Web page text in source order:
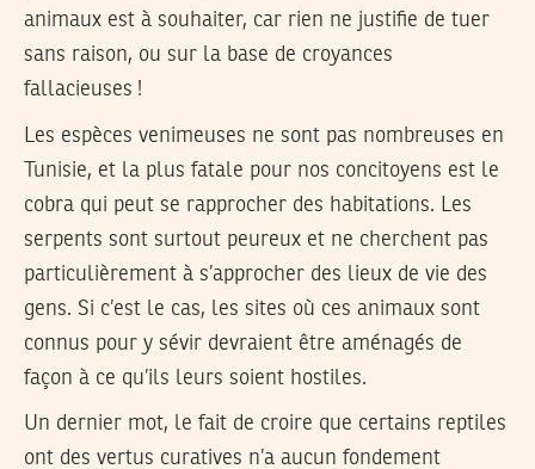
animaux est à souhaiter, car rien ne justifie de tuer
sans raison, ou sur la base de croyances
fallacieuses !
Les espèces venimeuses ne sont pas nombreuses en
Tunisie, et la plus fatale pour nos concitoyens est le
cobra qui peut se rapprocher des habitations. Les
serpents sont surtout peureux et ne cherchent pas
particulièrement à s’approcher des lieux de vie des
gens. Si c’est le cas, les sites où ces animaux sont
connus pour y sévir devraient être aménagés de
façon à ce qu’ils leurs soient hostiles.
Un dernier mot, le fait de croire que certains reptiles
ont des vertus curatives n’a aucun fondement